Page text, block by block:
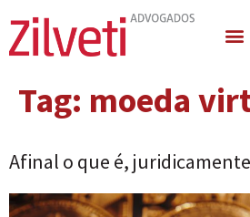
Tag: moeda
Afinal o que é,